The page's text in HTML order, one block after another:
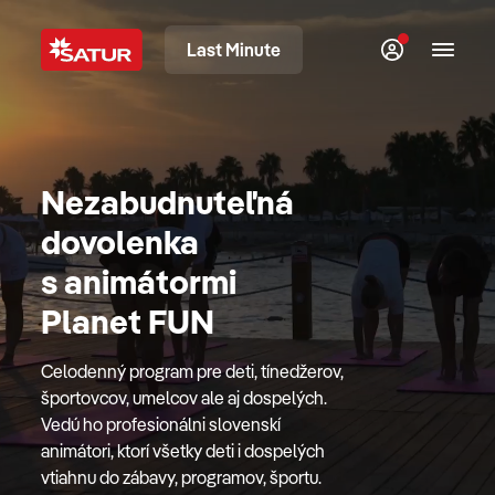
Last Minute
Nezabudnuteľná
dovolenka
s animátormi
Planet FUN
Celodenný program pre deti, tínedžerov,
športovcov, umelcov ale aj dospelých.
Vedú ho profesionálni slovenskí
animátori, ktorí všetky deti i dospelých
vtiahnu do zábavy, programov, športu.